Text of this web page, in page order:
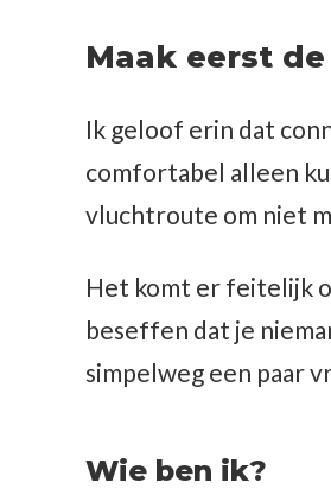
Maak eerst
Ik geloof erin dat
comfortabel alleen
vluchtroute om niet
Het komt er feitelijk
beseffen dat je
simpelweg een paar
Wie ben ik?